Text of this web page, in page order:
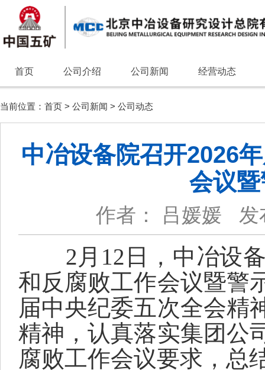
首页 公司介绍 公司新闻 经营动态
当前位置： 首页 > 公司新闻 > 公司动态
中冶设备院召开2026
会议
作者： 吕媛媛 发
2 月 12 日，中冶设
和反腐败工作会议暨警
届中央纪委五次全会精
精神，认真落实集团公
腐败工作会议要求，总